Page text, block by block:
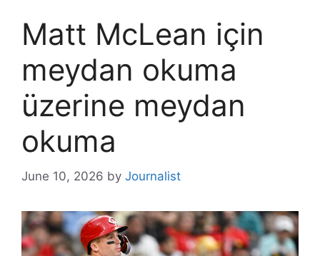
Matt McLean için
meydan okuma
üzerine meydan
okuma
June 10, 2026 by Journalist